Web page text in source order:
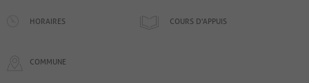
HORAIRES COURS D'APPUIS
COMMUNE